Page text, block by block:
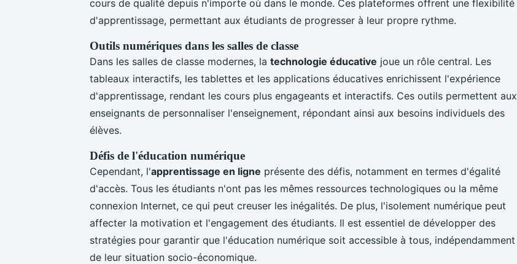
cours de qualité depuis n'importe où dans le monde. Ces plateformes offrent une flexibilité
d'apprentissage, permettant aux étudiants de progresser à leur propre rythme.
Outils numériques dans les salles de classe
Dans les salles de classe modernes, la technologie éducative joue un rôle central. Les
tableaux interactifs, les tablettes et les applications éducatives enrichissent l'expérience
d'apprentissage, rendant les cours plus engageants et interactifs. Ces outils permettent aux
enseignants de personnaliser l'enseignement, répondant ainsi aux besoins individuels des
élèves.
Défis de l'éducation numérique
Cependant, l'apprentissage en ligne présente des défis, notamment en termes d'égalité
d'accès. Tous les étudiants n'ont pas les mêmes ressources technologiques ou la même
connexion Internet, ce qui peut creuser les inégalités. De plus, l'isolement numérique peut
affecter la motivation et l'engagement des étudiants. Il est essentiel de développer des
stratégies pour garantir que l'éducation numérique soit accessible à tous, indépendamment
de leur situation socio-économique.